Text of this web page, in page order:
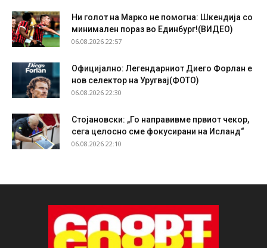
Ни голот на Марко не помогна: Шкендија со
минимален пораз во Единбург!(ВИДЕО)
06.08.2026 22:57
Официјално: Легендарниот Диего Форлан е
нов селектор на Уругвај(ФОТО)
06.08.2026 22:30
Стојановски: „Го направивме првиот чекор,
сега целосно сме фокусирани на Исланд“
06.08.2026 22:10